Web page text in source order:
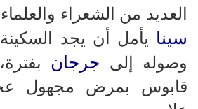
العديد من الشعراء
سينا ​​يأمل أن يجد
وصوله إلى جرجان
قابوس بمرض مجهول